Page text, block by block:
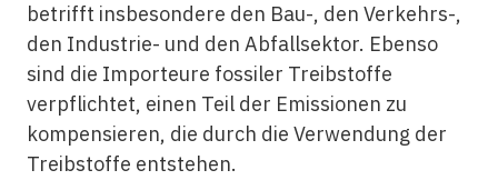
betrifft insbesondere den Bau-, den Verkehrs-,
den Industrie- und den Abfallsektor. Ebenso
sind die Importeure fossiler Treibstoffe
verpflichtet, einen Teil der Emissionen zu
kompensieren, die durch die Verwendung der
Treibstoffe entstehen.